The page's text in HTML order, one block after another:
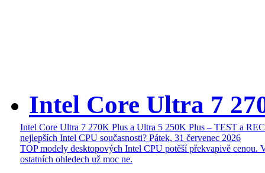
Intel Core Ultra 7
Intel Core Ultra 7 270K Plus a Ultra 5 250K Plus – TEST a
nejlepších Intel CPU současnosti? Pátek, 31 červenec 2026
TOP modely desktopových Intel CPU potěší překvapivě cenou.
ostatních ohledech už moc ne.